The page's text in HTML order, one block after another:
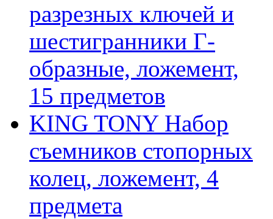
разрезных ключей и
шестигранники Г-
образные, ложемент,
15 предметов
KING TONY Набор
съемников стопорных
колец, ложемент, 4
предмета